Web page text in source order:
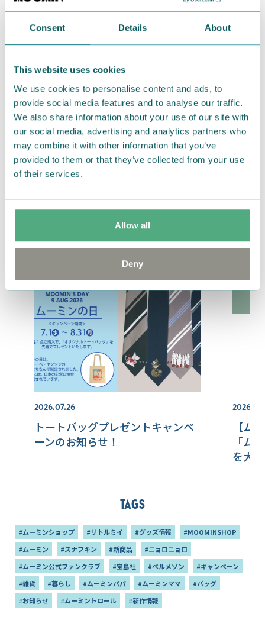
Consent Details About
This website uses cookies
We use cookies to personalise content and ads, to
provide social media features and to analyse our traffic.
We also share information about your use of our site with
our social media, advertising and analytics partners who
may combine it with other information that you’ve
provided to them or that they’ve collected from your use
of their services.
Allow all
Deny
ハウス
全国のお取扱い店や、Amazon.co.jp等で探してみてく
■商品名：ムーミン ミラー（Sサイズ）
■価格（税抜）：600円
■サイズ：約H9×W6cm
■発売日：発売中
by スモール・プラネット
#ミラー
Related articles
2026.07.26
トートバッグプレゼントキャンペ
ーンのお知らせ！
【ム
「ム
を大
Tags
#ムーミンショップ #リトルミイ #グッズ情報
#MOOMINSHOP
#ムーミン
#スナフキン #新商品
#ニョロニョロ
#ムーミン公式ファンクラブ
#宝島社 #ベルメゾン
#キャンペーン
#雑貨
#暮らし #ムーミンパパ #ムーミンママ
#バッグ
#お知らせ
#ムーミントロール #新作情報